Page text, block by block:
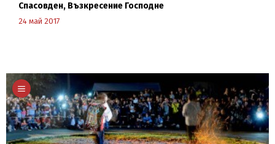
Спасовден, Възкресение Господне
24 май 2017
Научи повече